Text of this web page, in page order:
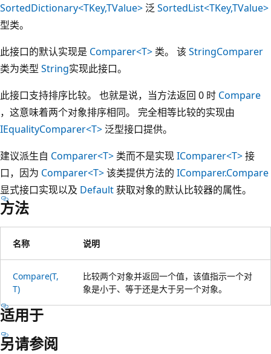
SortedDictionary<TKey,TValue> 泛 SortedList<TKey,TValue>
型类。
此接口的默认实现是 Comparer<T> 类。 该 StringComparer
类为类型 String实现此接口。
此接口支持排序比较。 也就是说，当方法返回 0 时 Compare
，这意味着两个对象排序相同。 完全相等比较的实现由
IEqualityComparer<T> 泛型接口提供。
建议派生自 Comparer<T> 类而不是实现IComparer<T>接
口，因为 Comparer<T>该类提供方法的 IComparer.Compare
显式接口实现以及 Default获取对象的默认比较器的属性。
方法
名称 说明
Compare(T,
T)
比较两个对象并返回一个值，该值指示一个对
象是小于、等于还是大于另一个对象。
适用于
另请参阅